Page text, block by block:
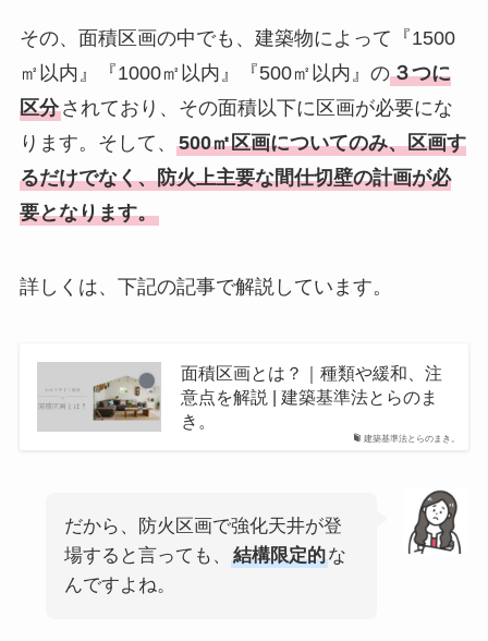
その、面積区画の中でも、建築物によって『1500
㎡以内』『1000㎡以内』『500㎡以内』の３つに
区分されており、その面積以下に区画が必要にな
ります。そして、 500㎡区画についてのみ、区画す
るだけでなく、防火上主要な間仕切壁の計画が必
要となります。
詳しくは、下記の記事で解説しています。
建築基準法とらのまき。
面積区画とは？｜種類や緩和、注
意点を解説 | 建築基準法とらのま
き。
だから、防火区画で強化天井が登
場すると言っても、
結構限定的な
んですよね。